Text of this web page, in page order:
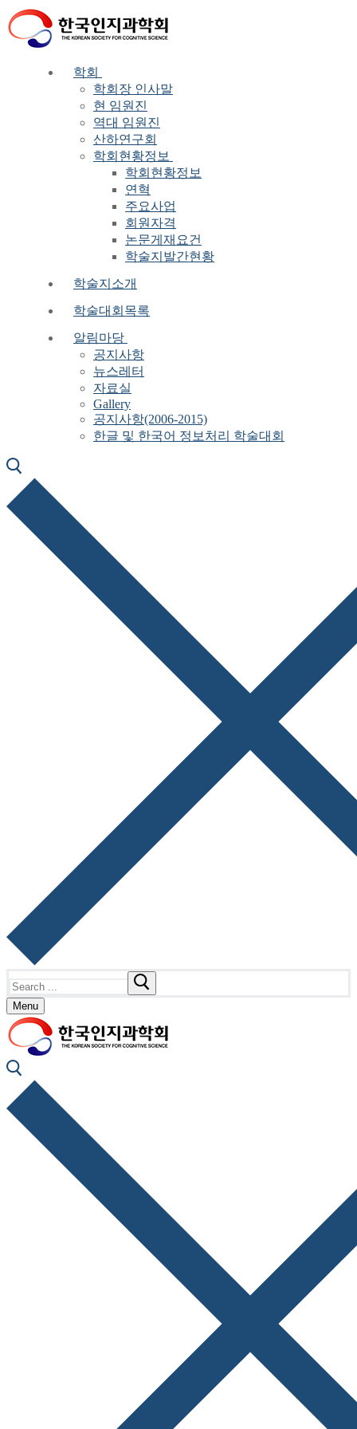
Skip
to
content
Menu
Close
학회
학회장 인사말
현 임원진
역대 임원진
산하연구회
학회현황정보
학회현황정보
연혁
주요사업
회원자격
논문게재요건
학술지발간현황
학술지소개
학술대회목록
알림마당
공지사항
뉴스레터
자료실
Gallery
공지사항(2006-2015)
한글 및 한국어 정보처리 학술대회
for:
Menu